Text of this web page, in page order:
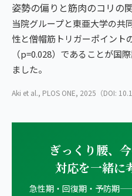
姿勢の偏りと筋肉のコリの
当院グループと東亜大学の共
性と僧帽筋トリガーポイント
（p=0.028）であることが国
ました。
Aki et al., PLOS ONE, 2025（DOI:
ぎっくり腰、
対応を一緒に
急性期・回復期・予防期